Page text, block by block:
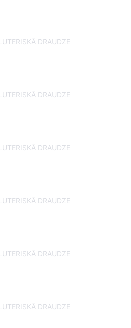
DRAUDZE
DRAUDZE
DRAUDZE
DRAUDZE
DRAUDZE
DRAUDZE